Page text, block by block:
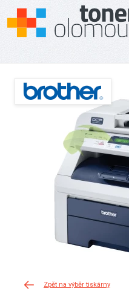
Zpět na výběr tiskárny